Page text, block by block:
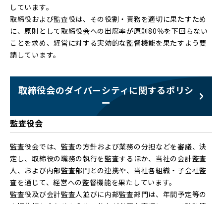
しています。
取締役および監査役は、その役割・責務を適切に果たすため
に、原則として取締役会への出席率が原則80％を下回らない
ことを求め、経営に対する実効的な監督機能を果たすよう要
請しています。
取締役会のダイバーシティに関するポリシ
ー
監査役会
監査役会では、監査の方針および業務の分担などを審議、決
定し、取締役の職務の執行を監査するほか、当社の会計監査
人、および内部監査部門との連携や、当社各組織・⼦会社監
査を通じて、経営への監督機能を果たしています。
監査役及び会計監査人並びに内部監査部門は、年間予定等の